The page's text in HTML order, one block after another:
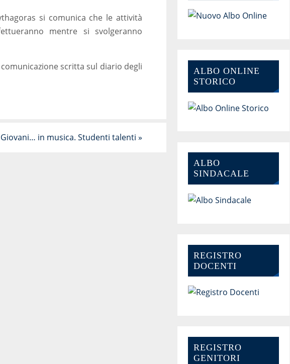
si comunica che le attività
mentre si svolgeranno
scritta sul diario degli
Giovani… in musica. Studenti talenti »
ALBO ONLINE
STORICO
ALBO
SINDACALE
REGISTRO
DOCENTI
REGISTRO
GENITORI